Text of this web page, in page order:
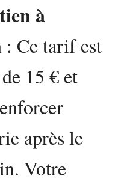
à
: Ce tarif est
15 € et
après le
Votre